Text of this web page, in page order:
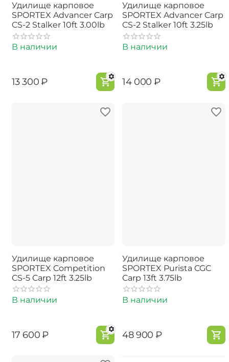
Удилище карповое
SPORTEX Advancer Carp
CS-2 Stalker 10ft 3.00lb
В наличии
‍13 300‍₽
Удилище карповое
SPORTEX Advancer Carp
CS-2 Stalker 10ft 3.25lb
В наличии
‍14 000‍ ₽
Удилище карповое
SPORTEX Competition
CS-5 Carp 12ft 3.25lb
В наличии
‍17 600‍₽
Удилище карповое
SPORTEX Purista CGC
Carp 13ft 3.75lb
В наличии
‍48 900‍ ₽